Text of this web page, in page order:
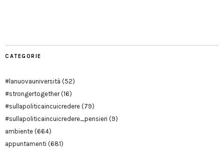
CATEGORIE
#lanuovauniversità (52)
#strongertogether(16)
#sullapoliticaincuicredere (79)
#sullapoliticaincuicredere_pensieri (9)
ambiente (664)
appuntamenti (681)